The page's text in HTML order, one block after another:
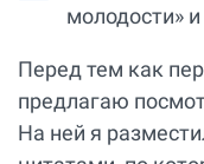
молодости» и
Перед тем как
предлагаю
На ней я